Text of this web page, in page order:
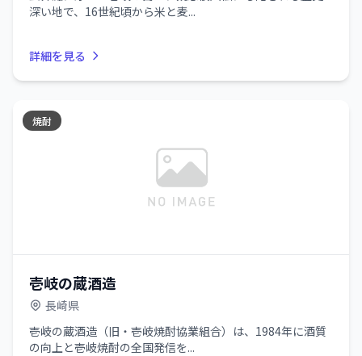
深い地で、16世紀頃から米と麦...
詳細を見る
焼酎
壱岐の蔵酒造
長崎県
壱岐の蔵酒造（旧・壱岐焼酎協業組合）は、1984年に酒質
の向上と壱岐焼酎の全国発信を...